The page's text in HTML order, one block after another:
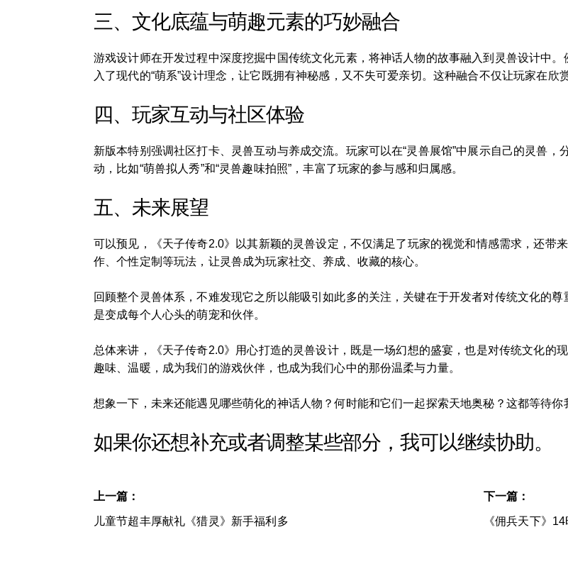
三、文化底蕴与萌趣元素的巧妙融合
游戏设计师在开发过程中深度挖掘中国传统文化元素，将神话人物的故事融入到灵兽设计中
入了现代的“萌系”设计理念，让它既拥有神秘感，又不失可爱亲切。这种融合不仅让玩家在欣
四、玩家互动与社区体验
新版本特别强调社区打卡、灵兽互动与养成交流。玩家可以在“灵兽展馆”中展示自己的灵兽
动，比如“萌兽拟人秀”和“灵兽趣味拍照”，丰富了玩家的参与感和归属感。
五、未来展望
可以预见，《天子传奇2.0》以其新颖的灵兽设定，不仅满足了玩家的视觉和情感需求，还带
作、个性定制等玩法，让灵兽成为玩家社交、养成、收藏的核心。
回顾整个灵兽体系，不难发现它之所以能吸引如此多的关注，关键在于开发者对传统文化的
是变成每个人心头的萌宠和伙伴。
总体来讲，《天子传奇2.0》用心打造的灵兽设计，既是一场幻想的盛宴，也是对传统文化的
趣味、温暖，成为我们的游戏伙伴，也成为我们心中的那份温柔与力量。
想象一下，未来还能遇见哪些萌化的神话人物？何时能和它们一起探索天地奥秘？这都等待
如果你还想补充或者调整某些部分，我可以继续协助。
上一篇：
儿童节超丰厚献礼《猎灵》新手福利多
下一篇：
《佣兵天下》